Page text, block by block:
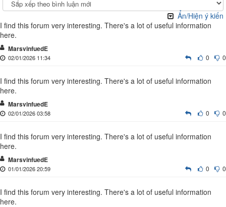
Ẩn/Hiện ý kiến
I find this forum very interesting. There's a lot of useful information
here.
MarsvinfuedE
0 0
02/01/2026 11:34
I find this forum very interesting. There's a lot of useful information
here.
MarsvinfuedE
0 0
02/01/2026 03:58
I find this forum very interesting. There's a lot of useful information
here.
MarsvinfuedE
0 0
01/01/2026 20:59
I find this forum very interesting. There's a lot of useful information
here.